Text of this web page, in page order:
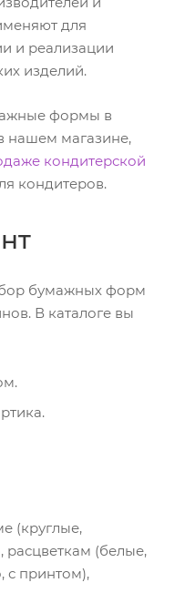
для
и реализации
изделий.
формы в
нашем магазине,
кондитерской
кондитеров.
бумажных форм
В каталоге вы
(круглые,
расцветкам (белые,
с принтом),